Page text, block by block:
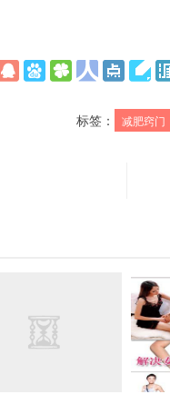
标签： 减肥窍门